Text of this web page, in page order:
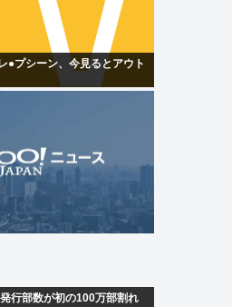
●プシーン、今見るとアウト
行部数が初の100万部割れ